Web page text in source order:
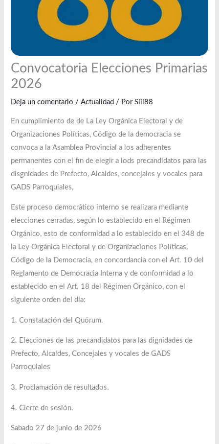
Convocatoria Elecciones Primarias
2026
Deja un comentario /Actualidad / PorSiii88
En cumplimiento de de La Ley Orgánica Electoral y de
Organizaciones Políticas, Código de la democracia se
convoca a la Asamblea Provincial a los adherentes
permanentes con el fin de elegir a lods precandidatos para las
disgnidades de Prefecto, Alcaldes, concejales y vocales para
GADS Parroquiales,
Este proceso democrático interno se realizara mediante
elecciones cerradas, según lo establecido en el Régimen
Orgánico, esto de conformidad a lo establecido en el 348 de
la Ley Orgánica Electoral y de Organizaciones Políticas,
Código de la Democracia, en concordancia con el Art. 10 del
Reglamento de Democracia Interna y de conformidad a lo
establecido en el Art. 18 del Régimen Orgánico, con el
siguiente orden del día:
1. Constatación del Quórum.
2. Elecciones de las precandidatos para las dignidades de
Prefecto, Alcaldes, Concejales y vocales de GADS
Parroquiales
3. Proclamación de resultados.
4. Cierre de sesión.
Sabado 27 de junio de 2026